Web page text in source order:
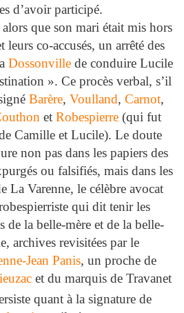
d’avoir participé.
que son mari était mis hors
leurs co-accusés, un arrêté des
Dossonville de conduire Lucile
». Ce procès verbal, s’il
Barère, Voulland, Carnot,
et Robespierre(qui fut
Camille et Lucile). Le doute
non pas dans les papiers des
ou falsifiés, mais dans les
La Varenne, le célèbre avocat
qui dit tenir les
de la belle-mère et de la belle-
archives revisitées par le
Jean Panis, un proche de
et du marquis de Travanet
quant à la signature de